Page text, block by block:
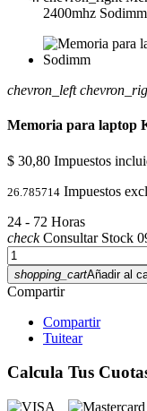
2400mhz Sodimm
chevron_left
Memoria para laptop
$ 30,80 Impuestos
26.785714 Impuestos
24 - 72 Horas
checkConsultar Stock
shopping_cartAñadir al
Compartir
Compartir
Tuitear
Calcula Tus